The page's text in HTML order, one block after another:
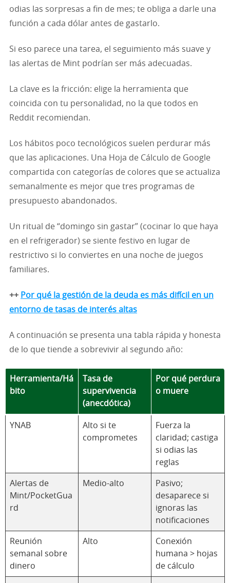
odias las sorpresas a fin de mes; te obliga a darle una
función a cada dólar antes de gastarlo.
Si eso parece una tarea, el seguimiento más suave y
las alertas de Mint podrían ser más adecuadas.
La clave es la fricción: elige la herramienta que
coincida con tu personalidad, no la que todos en
Reddit recomiendan.
Los hábitos poco tecnológicos suelen perdurar más
que las aplicaciones. Una Hoja de Cálculo de Google
compartida con categorías de colores que se actualiza
semanalmente es mejor que tres programas de
presupuesto abandonados.
Un ritual de “domingo sin gastar” (cocinar lo que haya
en el refrigerador) se siente festivo en lugar de
restrictivo si lo conviertes en una noche de juegos
familiares.
++ Por qué la gestión de la deuda es más difícil en un
entorno de tasas de interés altas
A continuación se presenta una tabla rápida y honesta
de lo que tiende a sobrevivir al segundo año:
Herramienta/Há
bito
Tasa de
supervivencia
(anecdótica)
Por qué perdura
o muere
YNAB
Alto si te
comprometes
Fuerza la
claridad; castiga
si odias las
reglas
Alertas de
Mint/PocketGua
rd
Medio-alto
Pasivo;
desaparece si
ignoras las
notificaciones
Reunión
semanal sobre
dinero
Alto
Conexión
humana > hojas
de cálculo